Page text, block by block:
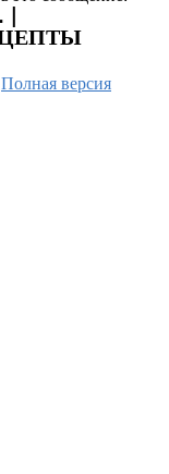
|
Полная версия